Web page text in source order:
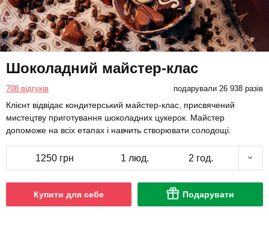
Шоколадний майстер-клас
708 відгуків подарували 26 938 разів
Клієнт відвідає кондитерський майстер-клас, присвячений
мистецтву приготування шоколадних цукерок. Майстер
допоможе на всіх етапах і навчить створювати солодощі.
1250 грн 1 люд. 2 год.
Купити для себе Подарувати